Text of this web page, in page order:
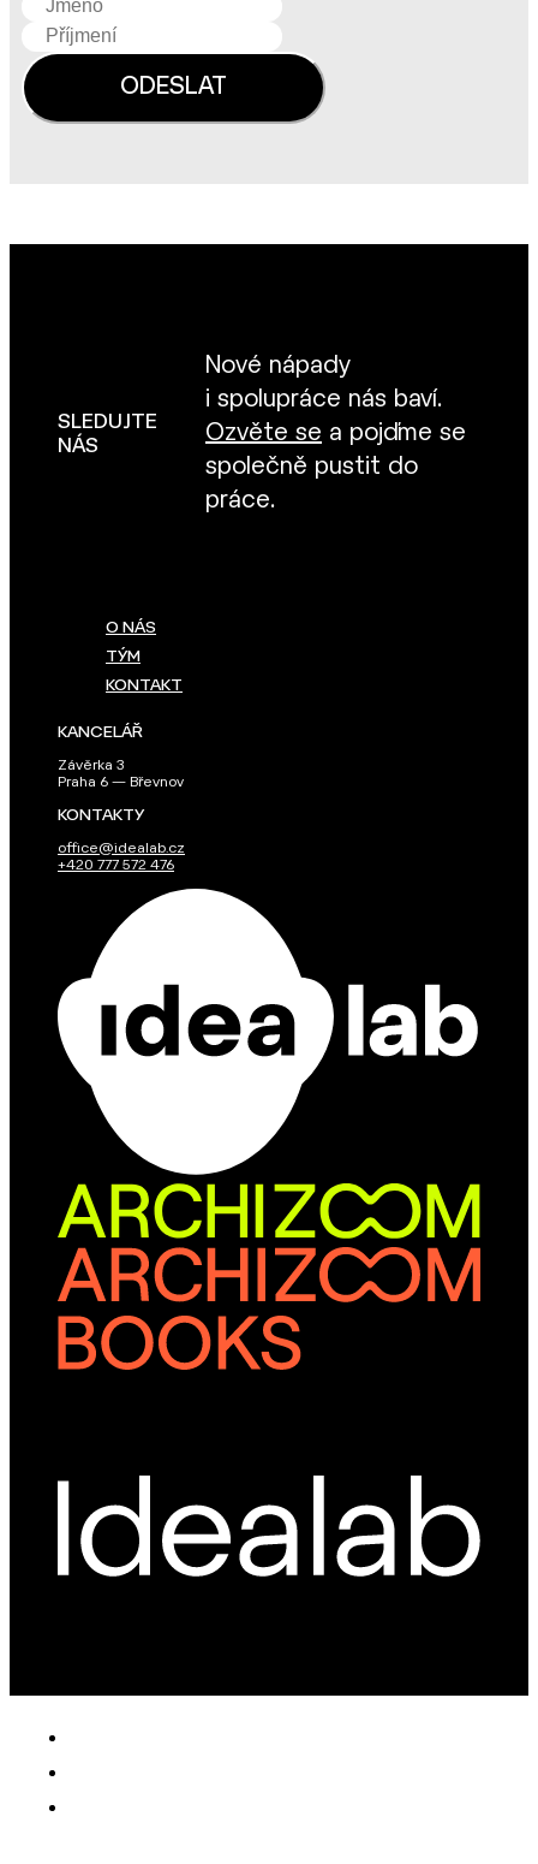
SLEDUJTE
NÁS
Nové nápady
i spolupráce nás baví.
Ozvěte se a pojďme se
společně pustit do
práce.
O NÁS
TÝM
KONTAKT
KANCELÁŘ
Závěrka 3
Praha 6 — Břevnov
KONTAKTY
office@idealab.cz
+420 777 572 476